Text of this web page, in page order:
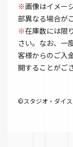
※画像はイメー
部異なる場合が
※在庫数には限
さい。なお、一
客様からのご入
開することがご
©スタジオ・ダイス